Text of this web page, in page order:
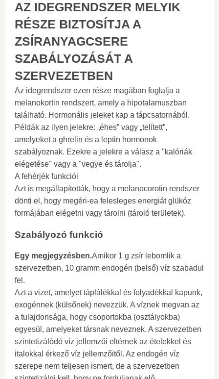
AZ IDEGRENDSZER MELYIK
RÉSZE BIZTOSÍTJA A
ZSÍRANYAGCSERE
SZABÁLYOZÁSÁT A
SZERVEZETBEN
Az idegrendszer ezen része magában foglalja a
melanokortin rendszert, amely a hipotalamuszban
található. Hormonális jeleket kap a tápcsatornából.
Példák az ilyen jelekre: „éhes” vagy „telített”,
amelyeket a ghrelin és a leptin hormonok
szabályoznak. Ezekre a jelekre a válasz a "kalóriák
elégetése" vagy a "vegye és tárolja".
A fehérjék funkciói
Azt is megállapították, hogy a melanocorotin rendszer
dönti el, hogy megéri-ea felesleges energiát glükóz
formájában elégetni vagy tárolni (tároló területek).
Szabályozó funkció
Egy megjegyzésben.Amikor 1 g zsír lebomlik a
szervezetben, 10 gramm endogén (belső) víz szabadul
fel.
Azt a vizet, amelyet táplálékkal és folyadékkal kapunk,
exogénnek (külsőnek) nevezzük. A víznek megvan az
a tulajdonsága, hogy csoportokba (osztályokba)
egyesül, amelyeket társnak neveznek. A szervezetben
szintetizálódó víz jellemzői eltérnek az ételekkel és
italokkal érkező víz jellemzőitől. Az endogén víz
szerepe nem teljesen ismert, de a szervezetben